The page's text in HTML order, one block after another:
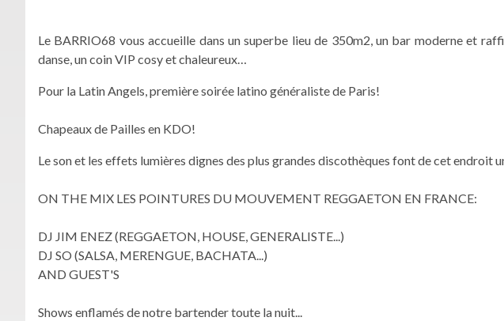
Le BARRIO68 vous accueille dans un superbe lieu de 350m2, un bar moderne et
danse, un coin VIP cosy et chaleureux…
Pour la Latin Angels, première soirée latino généraliste de Paris!
Chapeaux de Pailles en KDO!
Le son et les effets lumières dignes des plus grandes discothèques font de cet endroit
ON THE MIX LES POINTURES DU MOUVEMENT REGGAETON EN FRANCE:
DJ JIM ENEZ (REGGAETON, HOUSE, GENERALISTE...)
DJ SO (SALSA, MERENGUE, BACHATA...)
AND GUEST'S
Shows enflamés de notre bartender toute la nuit...